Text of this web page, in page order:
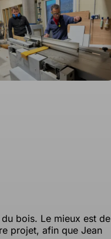
bois. Le mieux est de
projet, afin que Jean